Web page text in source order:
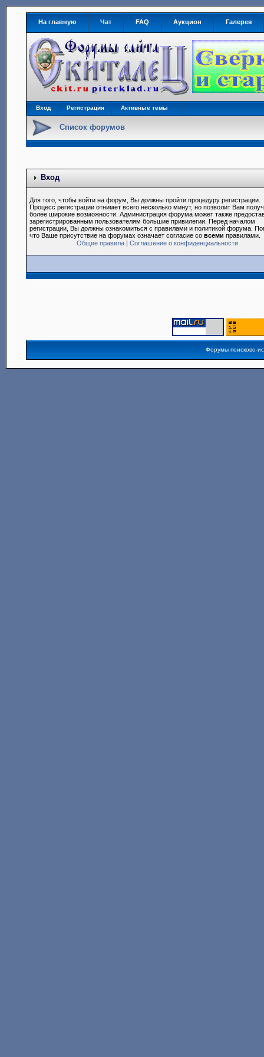
На главную Чат FAQ Аукцион Галерея
Вход Регистрация Активные темы
Список форумов
Вход
Для того, чтобы войти на форум, Вы должны пройти процедуру регистрации.
Процесс регистрации отнимет всего несколько минут, но позволит Вам
более широкие возможности. Администрация форума может также
зарегистрированным пользователям большие привилегии. Перед началом
регистрации, Вы должны ознакомиться с правилами и политикой форума.
что Ваше присутствие на форумах означает согласие совсеми правилами.
Общие правила |Соглашение о конфиденциальности
Форумы поисково-